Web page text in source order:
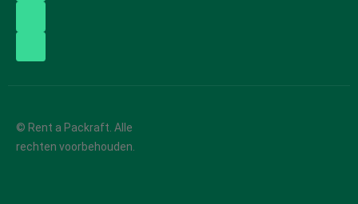
© Rent a Packraft. Alle
rechten voorbehouden.